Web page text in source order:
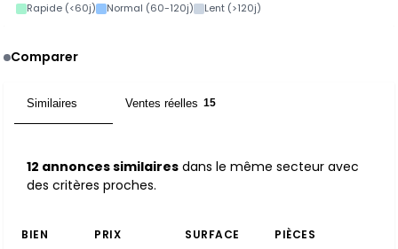
Rapide (<60j) Normal (60-120j) Lent (>120j)
Comparer
Similaires Ventes réelles 15
12 annonces similaires dans le même secteur avec
des critères proches.
BIEN PRIX SURFACE
PIÈCES